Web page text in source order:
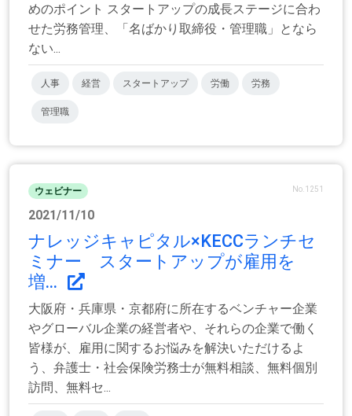
めのポイント スタートアップの成長ステージに合わ
せた労務管理、「名ばかり取締役・管理職」となら
ない...
人事 経営 スタートアップ 労働 労務
管理職
ウェビナー No.1251
2021/11/10
ナレッジキャピタル×KECCランチセ
ミナー スタートアップが雇用を
増...
大阪府・兵庫県・京都府に所在するベンチャー企業
やグローバル企業の経営者や、それらの企業で働く
皆様が、雇用に関するお悩みを解決いただけるよ
う、弁護士・社会保険労務士が無料相談、無料個別
訪問、無料セ...